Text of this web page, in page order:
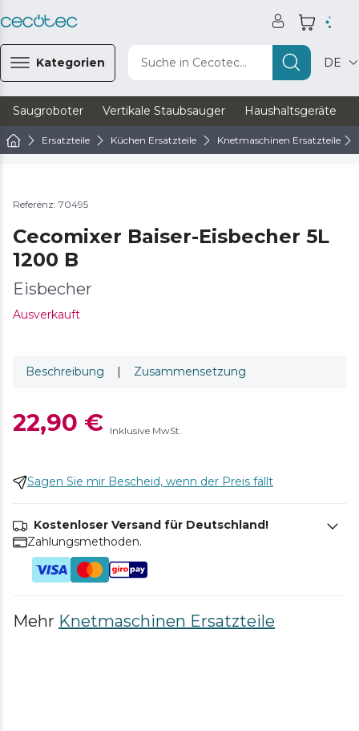
Kategorien Suche in Cecotec... DE
Saugroboter Vertikale Staubsauger Haushaltsgeräte
Ersatzteile Küchen Ersatzteile Knetmaschinen Ersatzteile
Referenz: 70495
Cecomixer Baiser-Eisbecher 5L
1200 B
Eisbecher
Ausverkauft
Beschreibung | Zusammensetzung
22,90 € Inklusive MwSt.
Sagen Sie mir Bescheid, wenn der Preis fällt
Kostenloser Versand für Deutschland!
Zahlungsmethoden.
Mehr Knetmaschinen Ersatzteile